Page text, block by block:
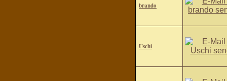
brando
Uschi